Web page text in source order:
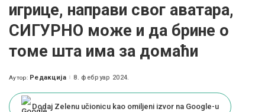
игрице, направи свог аватара,
СИГУРНО може и да брине о
томе шта има за домаћи
Posted
Аутор: Редакција 8. фебруар 2024.
Dodaj Zelenu učionicu kao omiljeni izvor na Google-u